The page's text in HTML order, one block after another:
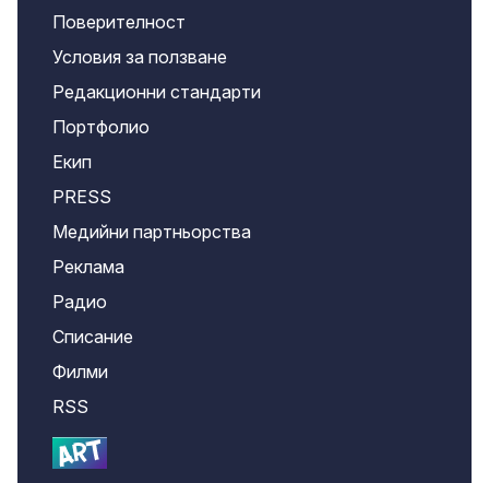
Поверителност
Условия за ползване
Редакционни стандарти
Портфолио
Екип
PRESS
Медийни партньорства
Реклама
Радио
Списание
Филми
RSS